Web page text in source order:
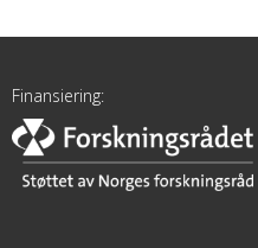
Finansiering: